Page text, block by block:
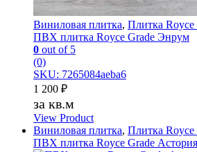
Виниловая плитка, Плитка Royce
ПВХ плитка Royce Grade Энрум
0 out of 5
(0)
SKU: 7265084aeba6
1 200 ₽
за кв.м
View Product
Виниловая плитка, Плитка Royce
ПВХ плитка Royce Grade Астория